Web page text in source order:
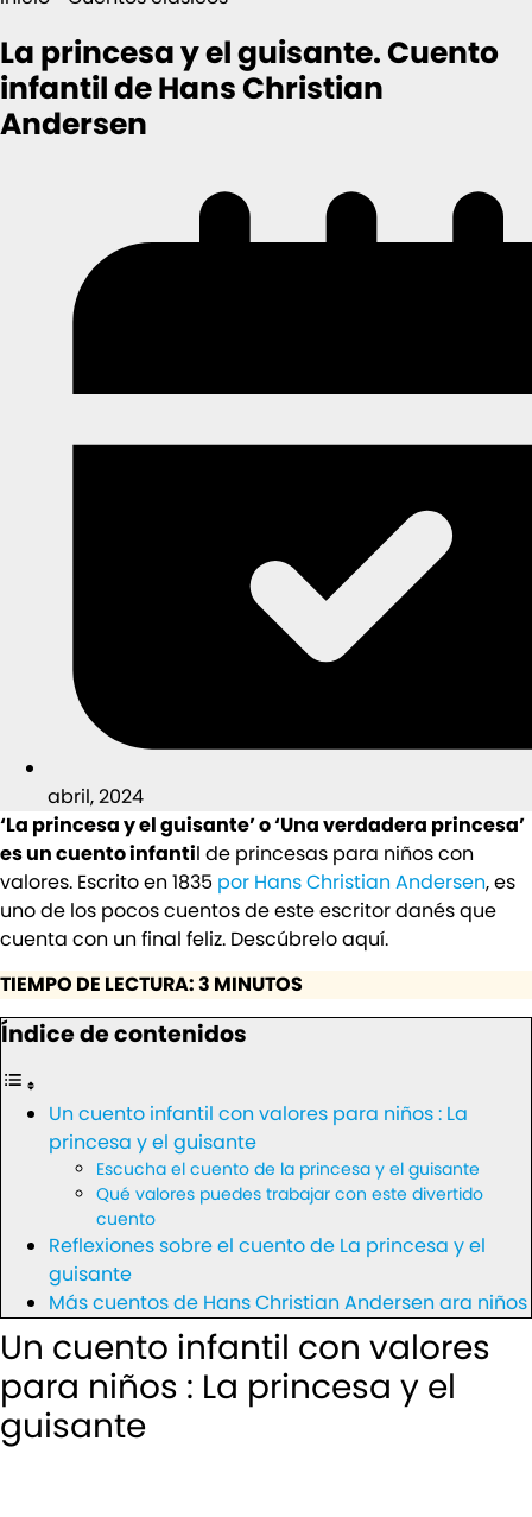
La princesa y el guisante. Cuento
infantil de Hans Christian
Andersen
abril, 2024
‘La princesa y el guisante’ o ‘Una verdadera princesa’
es un cuento infantil de princesas para niños con
valores. Escrito en 1835 por Hans Christian Andersen, es
uno de los pocos cuentos de este escritor danés que
cuenta con un final feliz. Descúbrelo aquí.
TIEMPO DE LECTURA: 3 MINUTOS
Índice de contenidos
Un cuento infantil con valores para niños : La
princesa y el guisante
Escucha el cuento de la princesa y el guisante
Qué valores puedes trabajar con este divertido
cuento
Reflexiones sobre el cuento de La princesa y el
guisante
Más cuentos de Hans Christian Andersen ara niños
Un cuento infantil con valores
para niños : La princesa y el
guisante